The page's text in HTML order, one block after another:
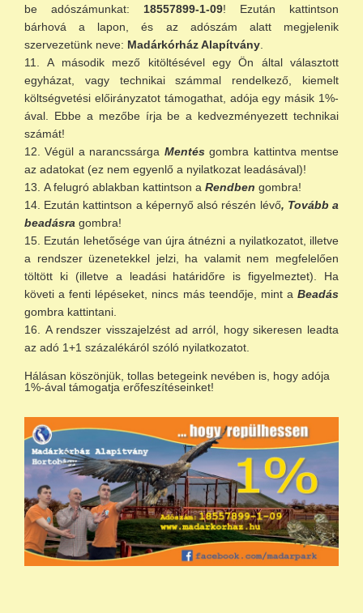
be adószámunkat: 18557899-1-09! Ezután kattintson
bárhová a lapon, és az adószám alatt megjelenik
szervezetünk neve: Madárkórház Alapítvány.
A második mező kitöltésével egy Ön által választott
egyházat, vagy technikai számmal rendelkező, kiemelt
költségvetési előirányzatot támogathat, adója egy másik 1%-
ával. Ebbe a mezőbe írja be a kedvezményezett technikai
számát!
Végül a narancssárga Mentésgombra kattintva mentse
az adatokat (ez nem egyenlő a nyilatkozat leadásával)!
A felugró ablakban kattintson a Rendben gombra!
Ezután kattintson a képernyő alsó részén lévő, Tovább a
beadásra gombra!
Ezután lehetősége van újra átnézni a nyilatkozatot, illetve
a rendszer üzenetekkel jelzi, ha valamit nem megfelelően
töltött ki (illetve a leadási határidőre is figyelmeztet). Ha
követi a fenti lépéseket, nincs más teendője, mint a Beadás
gombra kattintani.
A rendszer visszajelzést ad arról, hogy sikeresen leadta
az adó 1+1 százalékáról szóló nyilatkozatot.
Hálásan köszönjük, tollas betegeink nevében is, hogy adója
1%-ával támogatja erőfeszítéseinket!